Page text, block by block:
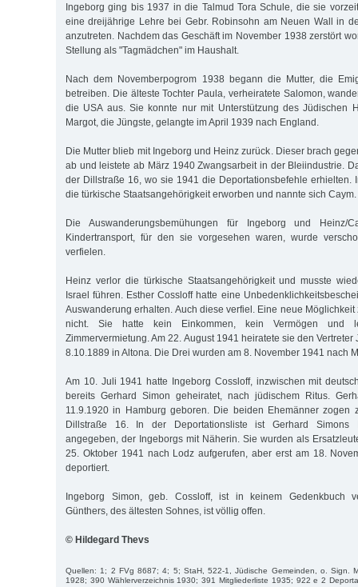
Ingeborg ging bis 1937 in die Talmud Tora Schule, die sie
eine dreijährige Lehre bei Gebr. Robinsohn am Neuen Wall in
anzutreten. Nachdem das Geschäft im November 1938 zerstört
Stellung als "Tagmädchen" im Haushalt.
Nach dem Novemberpogrom 1938 begann die Mutter, die
betreiben. Die älteste Tochter Paula, verheiratete Salomon,
die USA aus. Sie konnte nur mit Unterstützung des Jüdischen
Margot, die Jüngste, gelangte im April 1939 nach England.
Die Mutter blieb mit Ingeborg und Heinz zurück. Dieser brach
ab und leistete ab März 1940 Zwangsarbeit in der Bleiindustrie.
der Dillstraße 16, wo sie 1941 die Deportationsbefehle erhielten.
die türkische Staatsangehörigkeit erworben und nannte sich Caym.
Die Auswanderungsbemühungen für Ingeborg und Heinz/
Kindertransport, für den sie vorgesehen waren, wurde
verfielen.
Heinz verlor die türkische Staatsangehörigkeit und musste
Israel führen. Esther Cossloff hatte eine
Auswanderung erhalten. Auch diese verfiel. Eine neue
nicht. Sie hatte kein Einkommen, kein Vermögen und
Zimmervermietung. Am 22. August 1941 heiratete sie den
8.10.1889 in Altona. Die Drei wurden am 8. November 1941 nach
Am 10. Juli 1941 hatte Ingeborg Cossloff, inzwischen mit
bereits Gerhard Simon geheiratet, nach jüdischem Ritus.
11.9.1920 in Hamburg geboren. Die beiden Ehemänner zogen
Dillstraße 16. In der Deportationsliste ist Gerhard Simons
angegeben, der Ingeborgs mit Näherin. Sie wurden als
25. Oktober 1941 nach Lodz aufgerufen, aber erst am 18.
deportiert.
Ingeborg Simon, geb. Cossloff, ist in keinem Gedenkbuch
Günthers, des ältesten Sohnes, ist völlig offen.
© Hildegard Thevs
Quellen: 1; 2 FVg 8687; 4; 5; StaH, 522-1, Jüdische Gemeinden, o. Sign.
1928; 390 Wählerverzeichnis 1930; 391 Mitgliederliste 1935; 922 e 2